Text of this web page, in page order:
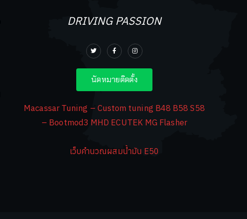
DRIVING PASSION
นัดหมายติดตั้ง
Macassar Tuning – Custom tuning B48 B58 S58
– Bootmod3 MHD ECUTEK MG Flasher
เว็บคำนวณผสมน้ำมัน E50